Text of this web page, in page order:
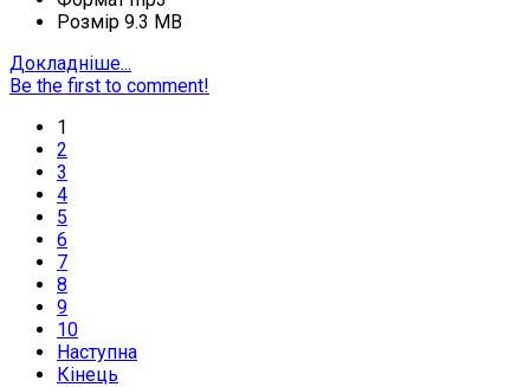
Розмір 9.3 MB
Докладніше...
Be the first to comment!
1
2
3
4
5
6
7
8
9
10
Наступна
Кінець